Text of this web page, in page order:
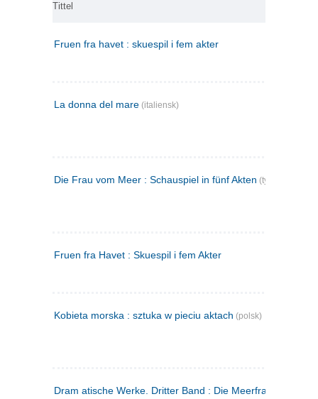
Tittel
Fruen fra havet : skuespil i fem akter
La donna del mare (italiensk)
Die Frau vom Meer : Schauspiel in fünf Akten (tysk)
Fruen fra Havet : Skuespil i fem Akter
Kobieta morska : sztuka w pieciu aktach (polsk)
Dram atische Werke. Dritter Band : Die Meerfrau ; Hedda